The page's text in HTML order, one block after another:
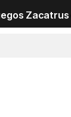
Zacatrus